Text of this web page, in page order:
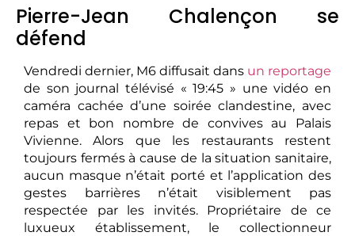
Pierre-Jean Chalençon se
défend
Vendredi dernier, M6 diffusait dans un reportage
de son journal télévisé « 19:45 » une vidéo en
caméra cachée d’une soirée clandestine, avec
repas et bon nombre de convives au Palais
Vivienne. Alors que les restaurants restent
toujours fermés à cause de la situation sanitaire,
aucun masque n’était porté et l’application des
gestes barrières n’était visiblement pas
respectée par les invités. Propriétaire de ce
luxueux établissement, le collectionneur